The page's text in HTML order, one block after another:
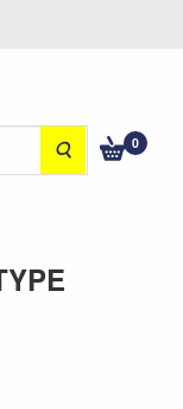
Zoeken 0